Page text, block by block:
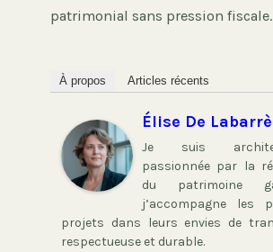
patrimonial sans pression fiscale.
À propos Articles récents
Élise De
Je suis
passionnée par la
du patrimoine
j’accompagne les
projets dans leurs envies de
respectueuse et durable.